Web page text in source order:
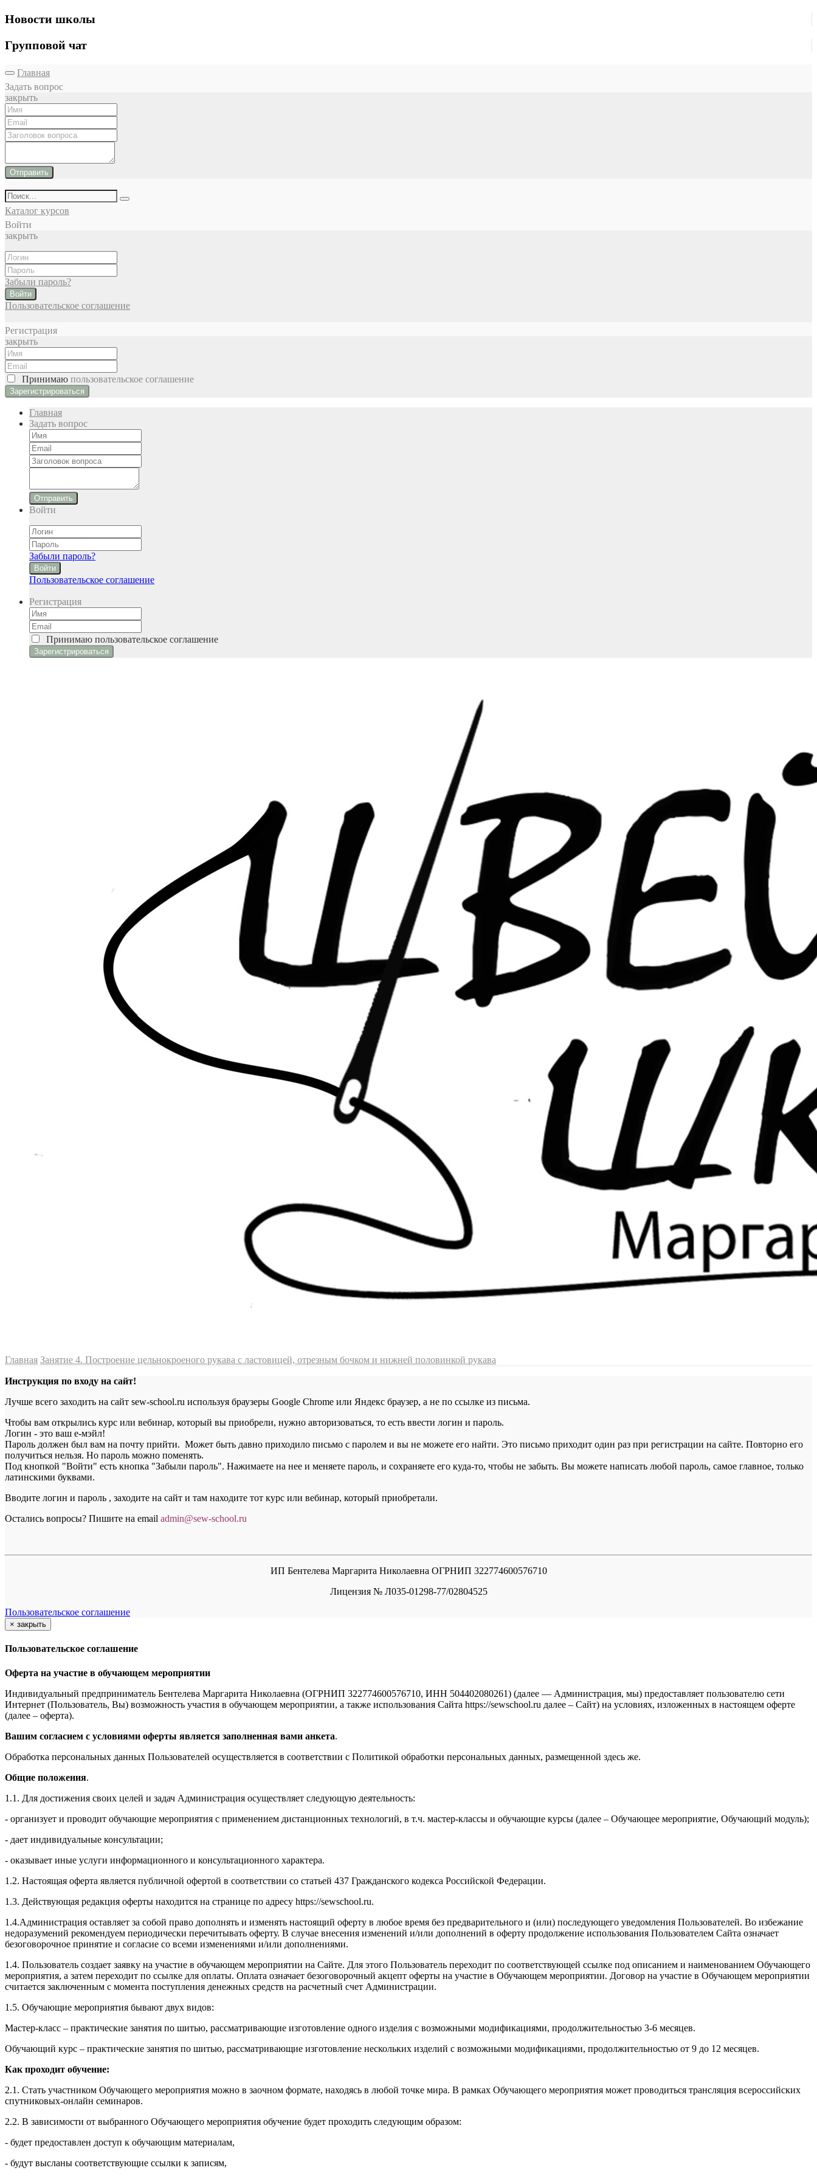
Новости школы
Групповой чат
Главная
Задать вопрос
закрыть
Отправить
Каталог курсов
Войти
закрыть
Забыли пароль?
Войти
Пользовательское соглашение
Регистрация
закрыть
Принимаю пользовательское соглашение
Главная
Задать вопрос
Отправить
Войти
Забыли пароль?
Войти
Пользовательское соглашение
Регистрация
Принимаю пользовательское соглашение
Главная Занятие 4. Построение цельнокроеного рукава с ластовицей, отрезным бочком и нижней половинкой рукава
Инструкция по входу на сайт!
Лучше всего заходить на сайт sew-school.ru используя браузеры Google Chrome или Яндекс браузер, а не по ссылке из письма.
Чтобы вам открылись курс или вебинар, который вы приобрели, нужно авторизоваться, то есть ввести логин и пароль.
Логин - это ваш е-мэйл!
Пароль должен был вам на почту прийти. Может быть давно приходило письмо с паролем и вы не можете его найти. Это письмо приходит один раз при регистрации на сайте. Повторно его
получиться нельзя. Но пароль можно поменять.
Под кнопкой "Войти" есть кнопка "Забыли пароль". Нажимаете на нее и меняете пароль, и сохраняете его куда-то, чтобы не забыть. Вы можете написать любой пароль, самое главное, только
латинскими буквами.
Вводите логин и пароль , заходите на сайт и там находите тот курс или вебинар, который приобретали.
Остались вопросы? Пишите на email admin@sew-school.ru
ИП Бентелева Маргарита Николаевна ОГРНИП 322774600576710
Лицензия № Л035-01298-77/02804525
Пользовательское соглашение
× закрыть
Пользовательское соглашение
Оферта на участие в обучающем мероприятии
Индивидуальный предприниматель Бентелева Маргарита Николаевна (ОГРНИП 322774600576710, ИНН 504402080261) (далее — Администрация, мы) предоставляет пользователю сети
Интернет (Пользователь, Вы) возможность участия в обучающем мероприятии, а также использования Сайта https://sewschool.ru далее – Сайт) на условиях, изложенных в настоящем оферте
(далее – оферта).
Вашим согласием с условиями оферты является заполненная вами анкета.
Обработка персональных данных Пользователей осуществляется в соответствии с Политикой обработки персональных данных, размещенной здесь же.
Общие положения.
1.1. Для достижения своих целей и задач Администрация осуществляет следующую деятельность:
- организует и проводит обучающие мероприятия с применением дистанционных технологий, в т.ч. мастер-классы и обучающие курсы (далее – Обучающее мероприятие, Обучающий модуль);
- дает индивидуальные консультации;
- оказывает иные услуги информационного и консультационного характера.
1.2. Настоящая оферта является публичной офертой в соответствии со статьей 437 Гражданского кодекса Российской Федерации.
1.3. Действующая редакция оферты находится на странице по адресу https://sewschool.ru.
1.4.Администрация оставляет за собой право дополнять и изменять настоящий оферту в любое время без предварительного и (или) последующего уведомления Пользователей. Во избежание
недоразумений рекомендуем периодически перечитывать оферту. В случае внесения изменений и/или дополнений в оферту продолжение использования Пользователем Сайта означает
безоговорочное принятие и согласие со всеми изменениями и/или дополнениями.
1.4. Пользователь создает заявку на участие в обучающем мероприятии на Сайте. Для этого Пользователь переходит по соответствующей ссылке под описанием и наименованием Обучающего
мероприятия, а затем переходит по ссылке для оплаты. Оплата означает безоговорочный акцепт оферты на участие в Обучающем мероприятии. Договор на участие в Обучающем мероприятии
считается заключенным с момента поступления денежных средств на расчетный счет Администрации.
1.5. Обучающие мероприятия бывают двух видов:
Мастер-класс – практические занятия по шитью, рассматривающие изготовление одного изделия с возможными модификациями, продолжительностью 3-6 месяцев.
Обучающий курс – практические занятия по шитью, рассматривающие изготовление нескольких изделий с возможными модификациями, продолжительностью от 9 до 12 месяцев.
Как проходит обучение:
2.1. Стать участником Обучающего мероприятия можно в заочном формате, находясь в любой точке мира. В рамках Обучающего мероприятия может проводиться трансляция всероссийских
спутниковых-онлайн семинаров.
2.2. В зависимости от выбранного Обучающего мероприятия обучение будет проходить следующим образом:
- будет предоставлен доступ к обучающим материалам,
- будут высланы соответствующие ссылки к записям,